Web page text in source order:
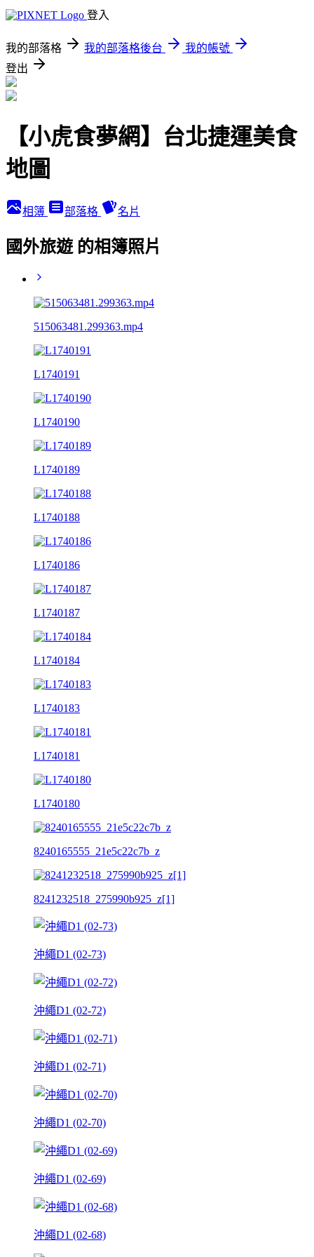
登入
我的部落格 我的部落格後台
我的帳號
登出
【小虎食夢網】台北捷運美食
地圖
相簿 部落格 名片
國外旅遊 的相簿照片
515063481.299363.mp4
L1740191
L1740190
L1740189
L1740188
L1740186
L1740187
L1740184
L1740183
L1740181
L1740180
8240165555_21e5c22c7b_z
8241232518_275990b925_z[1]
沖繩D1 (02-73)
沖繩D1 (02-72)
沖繩D1 (02-71)
沖繩D1 (02-70)
沖繩D1 (02-69)
沖繩D1 (02-68)